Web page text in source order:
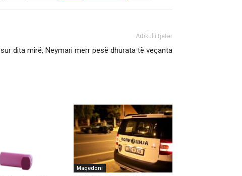
Artikulli tjetër
dita mirë, Neymari merr pesë dhurata të veçanta
Maqedoni